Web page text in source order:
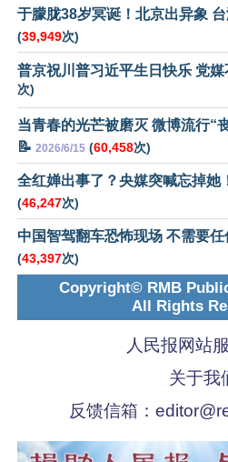
于朦胧38岁冥诞！北京出异象
(39,949次)
普京祝川普习近平生日快乐 党
次)
当青春的光芒被磨灭 微博流行“
📝 2026/6/15 (60,458次)
全红婵出事了？央媒突喊忘掉她
(46,247次)
中国智驾翻车恐怖现场 不需要任
(43,397次)
Copyright© RMB
All Rights
人民报网站
关于我
反馈信箱：